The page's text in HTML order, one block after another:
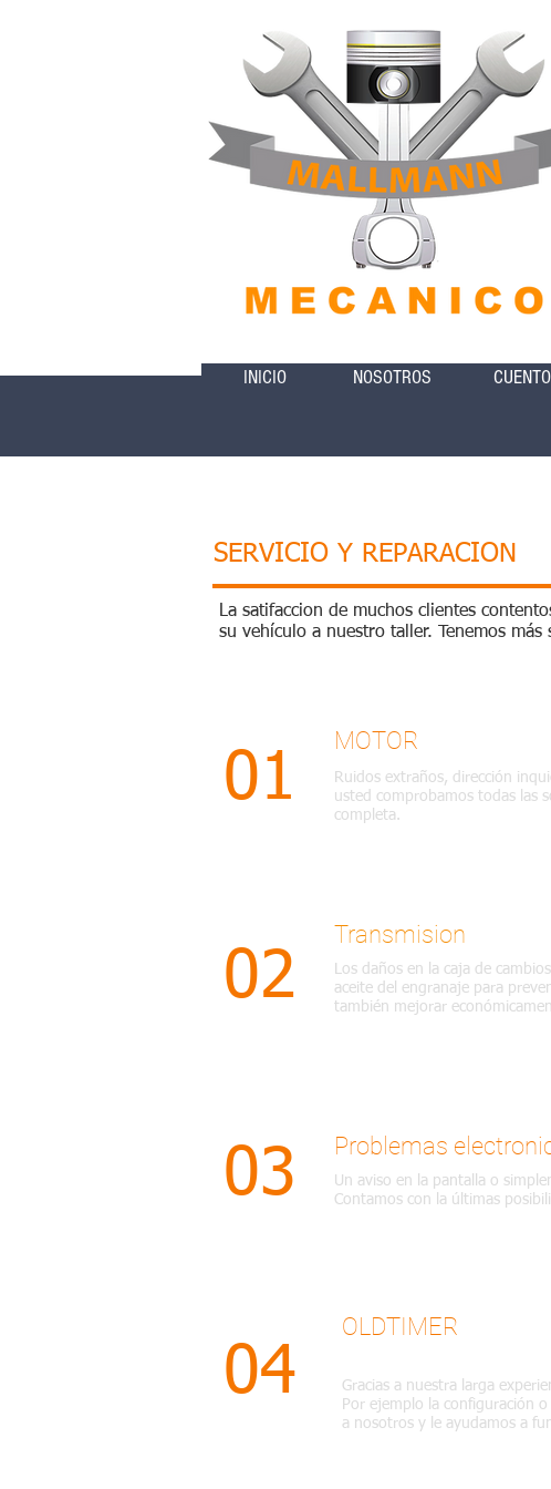
INICIO NOSOTROS
03 Problemas
Un aviso en la pantalla o
Contamos con la últimas
04
OLDTIMER
Gracias a nuestra larga
Por ejemplo la configuración
a nosotros y le ayudamos a
02
Transmision
Los daños en la caja de
aceite del engranaje para
también mejorar
SERVICIO Y REPARACION
La satifaccion de muchos clientes
su vehículo a nuestro taller. Tenemos
01
MOTOR
Ruidos extraños, dirección
usted comprobamos todas las
completa.